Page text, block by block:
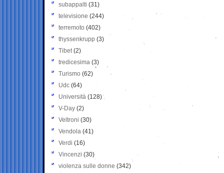
subappalti (31)
televisione(244)
terremoto (402)
thyssenkrupp (3)
Tibet(2)
tredicesima (3)
Turismo (62)
Udc (64)
Università (128)
V-Day (2)
Veltroni (30)
Vendola (41)
Verdi (16)
Vincenzi (30)
violenza sulle donne (342)